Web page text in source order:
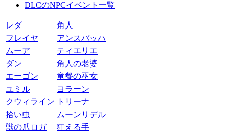
DLCのNPCイベント一覧
レダ
角人
フレイヤ
アンスバッハ
ムーア
ティエリエ
ダン
角人の老婆
エーゴン
竜餐の巫女
ユミル
ヨラーン
クウィライン
トリーナ
拾い虫
ムーンリデル
獣の爪ロガ
狂える手